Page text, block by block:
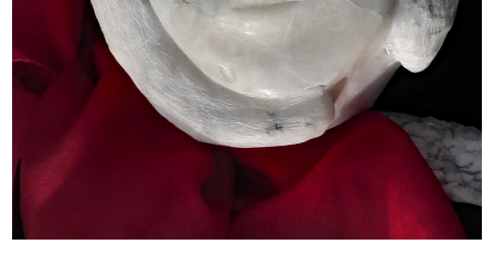
Ausschreibungen
Mitglied werden
Künstler:innen
Über uns